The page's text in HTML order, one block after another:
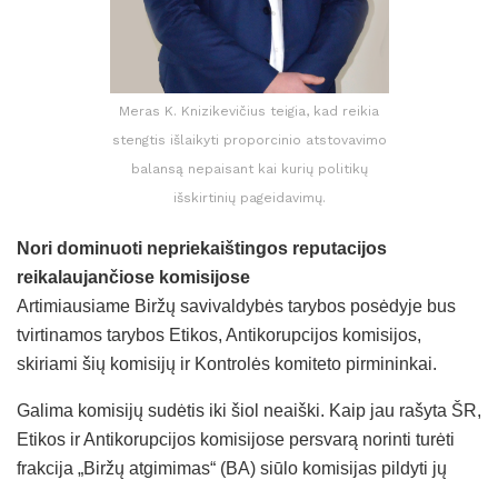
Meras K. Knizikevičius teigia, kad reikia
stengtis išlaikyti proporcinio atstovavimo
balansą nepaisant kai kurių politikų
išskirtinių pageidavimų.
Nori dominuoti nepriekaištingos reputacijos
reikalaujančiose komisijose
Artimiausiame Biržų savivaldybės tarybos posėdyje bus
tvirtinamos tarybos Etikos, Antikorupcijos komisijos,
skiriami šių komisijų ir Kontrolės komiteto pirmininkai.
Galima komisijų sudėtis iki šiol neaiški. Kaip jau rašyta ŠR,
Etikos ir Antikorupcijos komisijose persvarą norinti turėti
frakcija „Biržų atgimimas“ (BA) siūlo komisijas pildyti jų